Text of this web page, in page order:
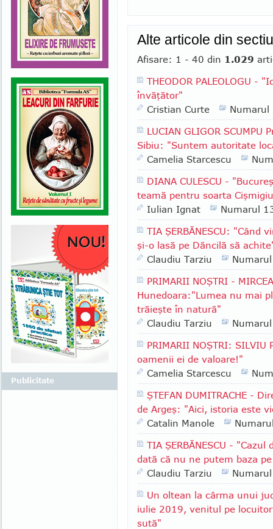
Alte articole din
Afisare: 1 - 40 din 1.029
THEODOR PALEOLOGU -
învăţător"
Cristian Curte
Numarul
LUCIAN GLIGOR
Sibiu: "Suntem autoritate
Camelia Starcescu
DIANA CULESCU -
teamă pentru soarta
Iulian Ignat
Numarul
TIA ŞERBĂNESCU: "Când
şi-o lasă pe Dăncilă să
Claudiu Tarziu
PRIMARII NOŞTRI -
Hunedoara:"Lumea nu mai
trăieşte în natură"
Claudiu Tarziu
PRIMARII NOŞTRI: SILVIU
oamenii ei de valoare!"
Camelia Starcescu
ŞTEFAN DUMITRACHE -
de Argeş: "Aici, istoria este
Catalin Manole
TIA ŞERBĂNESCU -
dată că nu ne putem baza
Claudiu Tarziu
Un oltean la cârma unui
iulie 2019, venitul pe
sută"
Publicitate